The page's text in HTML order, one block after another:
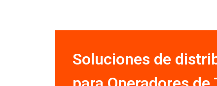
Soluciones de